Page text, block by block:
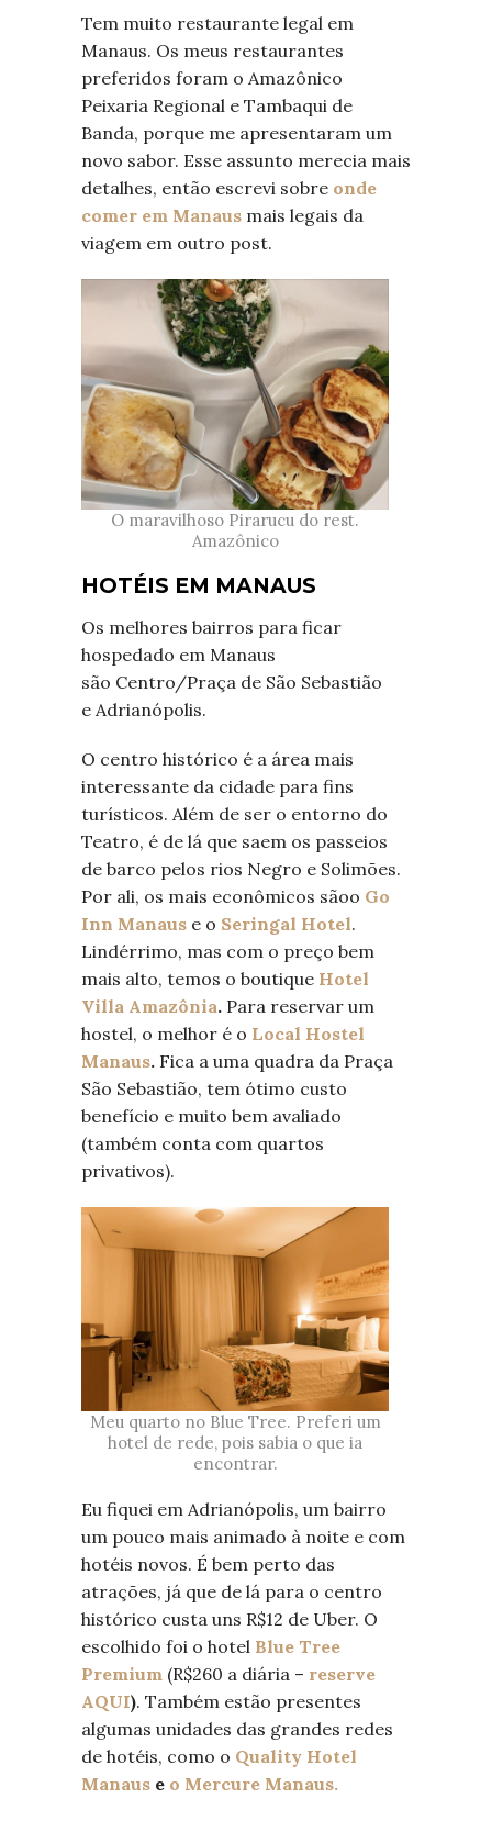
Tem muito restaurante legal em
Manaus. Os meus restaurantes
preferidos foram o Amazônico
Peixaria Regional e Tambaqui de
Banda, porque me apresentaram um
novo sabor. Esse assunto merecia mais
detalhes, então escrevi sobre onde
comer em Manaus mais legais da
viagem em outro post.
O maravilhoso Pirarucu do rest.
Amazônico
HOTÉIS EM MANAUS
Os melhores bairros para ficar
hospedado em Manaus
são Centro/Praça de São Sebastião
e Adrianópolis.
O centro histórico é a área mais
interessante da cidade para fins
turísticos. Além de ser o entorno do
Teatro, é de lá que saem os passeios
de barco pelos rios Negro e Solimões.
Por ali, os mais econômicos sãoo Go
Inn Manaus e o Seringal Hotel.
Lindérrimo, mas com o preço bem
mais alto, temos o boutique Hotel
Villa Amazônia. Para reservar um
hostel, o melhor é o Local Hostel
Manaus. Fica a uma quadra da Praça
São Sebastião, tem ótimo custo
benefício e muito bem avaliado
(também conta com quartos
privativos).
Meu quarto no Blue Tree. Preferi um
hotel de rede, pois sabia o que ia
encontrar.
Eu fiquei em Adrianópolis, um bairro
um pouco mais animado à noite e com
hotéis novos. É bem perto das
atrações, já que de lá para o centro
histórico custa uns R$12 de Uber. O
escolhido foi o hotel Blue Tree
Premium (R$260 a diária – reserve
AQUI). Também estão presentes
algumas unidades das grandes redes
de hotéis, como o Quality Hotel
Manaus e o Mercure Manaus.